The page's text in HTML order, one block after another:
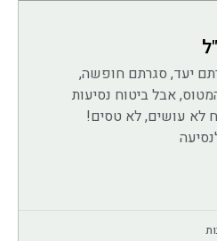
יעד, סגרתם חופשה,
אבל ביטוח נסיעות
לא עושים, לא טסים!